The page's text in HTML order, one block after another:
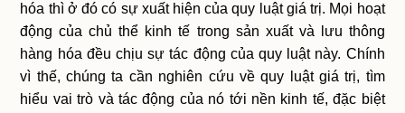
hóa thì ở đó có sự xuất hiện của quy luật giá trị. Mọi hoạt
động của chủ thể kinh tế trong sản xuất và lưu thông
hàng hóa đều chịu sự tác động của quy luật này. Chính
vì thế, chúng ta cần nghiên cứu về quy luật giá trị, tìm
hiểu vai trò và tác động của nó tới nền kinh tế, đặc biệt